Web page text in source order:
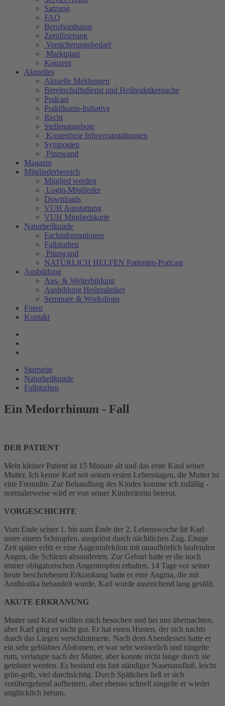
Satzung
FAQ
Berufsordnung
Zertifizierung
Versicherungsbedarf
Marktplatz
Konzept
Aktuelles
Aktuelle Meldungen
Bereitschaftsdienst und Heilpraktikersuche
Podcast
Praktikums-Initiative
Recht
Stellenangebote
Kostenfreie Infoveranstaltungen
Symposien
Pinnwand
Magazin
Mitgliederbereich
Mitglied werden
Login-Mitglieder
Downloads
VUH Ausstattung
VUH Mitgliedskarte
Naturheilkunde
Fachinformationen
Fallstudien
Pinnwand
NATÜRLICH HELFEN Patienten-Podcast
Ausbildung
Aus- & Weiterbildung
Ausbildung Heilpraktiker
Seminare & Workshops
Foren
Kontakt
Startseite
Naturheilkunde
Fallstudien
Ein Medorrhinum - Fall
DER PATIENT
Mein kleiner Patient ist 15 Monate alt und das erste Kind seiner
Mutter. Ich kenne Karl seit seinen ersten Lebenstagen, die Mutter ist
eine Freundin. Zur Behandlung des Kindes komme ich zufällig -
normalerweise wird er von seiner Kinderärztin betreut.
VORGESCHICHTE
Vom Ende seiner 1. bis zum Ende der 2. Lebenswoche litt Karl
unter einem Schnupfen, ausgelöst durch nächtlichen Zug. Einige
Zeit später erlitt er eine Augeninfektion mit unaufhörlich laufenden
Augen, die Schleim absonderten. Zur Geburt hatte er die noch
immer obligatorischen Augentropfen erhalten. 14 Tage vor seiner
heute beschriebenen Erkrankung hatte er eine Angina, die mit
Antibiotika behandelt wurde. Karl wurde ausreichend lang gestillt.
AKUTE ERKRANUNG
Mutter und Kind wollten mich besuchen und bei uns übernachten,
aber Karl ging es nicht gut. Er hat einen Husten, der sich nachts
durch das Liegen verschlimmerte. Nach dem Abendessen hatte er
ein sehr geblähtes Abdomen, er war sehr weinerlich und ningelte
rum, verlangte nach der Mutter, aber konnte nicht lange durch sie
getröstet werden. Es bestand ein fast ständiger Nasenausfluß, leicht
grün-gelb, viel durchsichtig. Durch Späßchen ließ er sich
vorübergehend aufheitern, aber ebenso schnell ningelte er wieder
unglücklich herum.